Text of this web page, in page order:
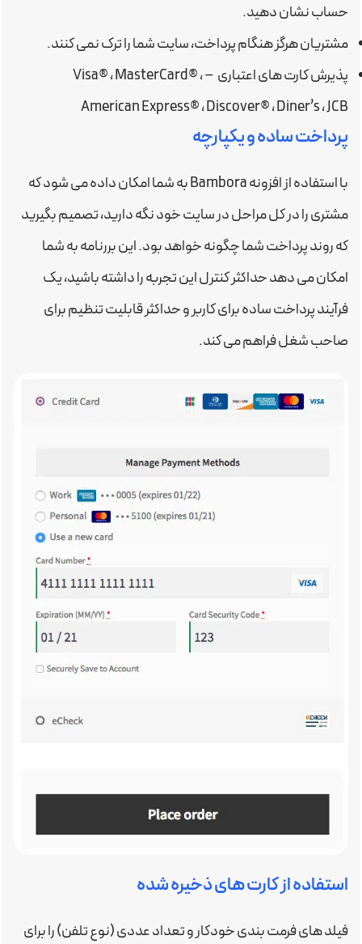
حساب نشان دهید.
مشتریان هرگز هنگام پرداخت، سایت شما را ترک نمی کنند.
پذیرش کارت های اعتباری – Visa® ، MasterCard® ،
American Express® ، Discover® ، Diner’s ، JCB
پرداخت ساده و یکپارچه
با استفاده از افزونه Bambora به شما امکان داده می شود که
مشتری را در کل مراحل در سایت خود نگه دارید، تصمیم بگیرید
که روند پرداخت شما چگونه خواهد بود. این بررنامه به شما
امکان می دهد حداکثر کنترل این تجربه را داشته باشید، یک
فرآیند پرداخت ساده برای کاربر و حداکثر قابلیت تنظیم برای
صاحب شغل فراهم می کند.
استفاده از کارت های ذخیره شده
فیلد های فرمت بندی خودکار و تعداد عددی (نوع تلفن) را برای